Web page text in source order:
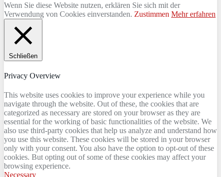
Wenn Sie diese Website nutzen, erklären Sie sich mit der
Verwendung von Cookies einverstanden. Zustimmen Mehr erfahren
Schließen
Privacy Overview
This website uses cookies to improve your experience while you
navigate through the website. Out of these, the cookies that are
categorized as necessary are stored on your browser as they are
essential for the working of basic functionalities of the website. We
also use third-party cookies that help us analyze and understand how
you use this website. These cookies will be stored in your browser
only with your consent. You also have the option to opt-out of these
cookies. But opting out of some of these cookies may affect your
browsing experience.
Necessary